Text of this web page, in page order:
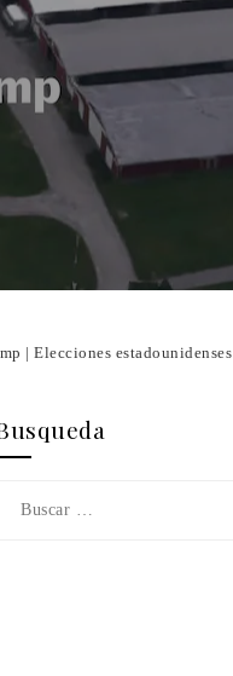
| Elecciones estadounidenses